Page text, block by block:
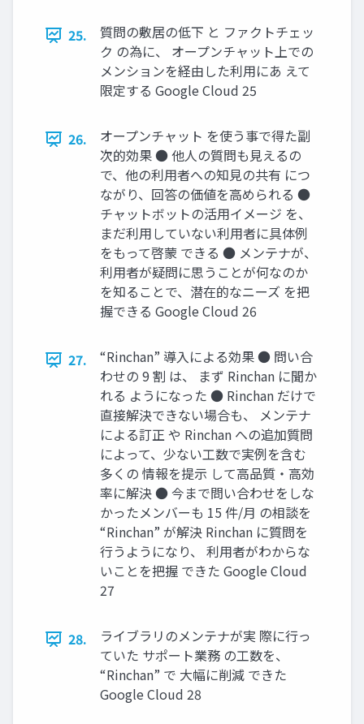
25.
質問の敷居の低下 と ファクトチェッ
ク の為に、 オープンチャット上での
メンションを経由した利用にあ えて
限定する Google Cloud 25
26.
オープンチャット を使う事で得た副
次的効果 ● 他人の質問も見えるの
で、他の利用者への知見の共有 につ
ながり、回答の価値を高められる ●
チャットボットの活用イメージ を、
まだ利用していない利用者に具体例
をもって啓蒙 できる ● メンテナが、
利用者が疑問に思うことが何なのか
を知ることで、潜在的なニーズ を把
握できる Google Cloud 26
27.
“Rinchan” 導入による効果 ● 問い合
わせの 9 割 は、 まず Rinchan に聞か
れる ようになった ● Rinchan だけで
直接解決できない場合も、 メンテナ
による訂正 や Rinchan への追加質問
によって、少ない工数で実例を含む
多くの 情報を提示 して高品質・高効
率に解決 ● 今まで問い合わせをしな
かったメンバーも 15 件/月 の相談を
“Rinchan” が解決 Rinchan に質問を
行うようになり、 利用者がわからな
いことを把握 できた Google Cloud
27
28.
ライブラリのメンテナが実 際に行っ
ていた サポート業務 の工数を、
“Rinchan” で 大幅に削減 できた
Google Cloud 28